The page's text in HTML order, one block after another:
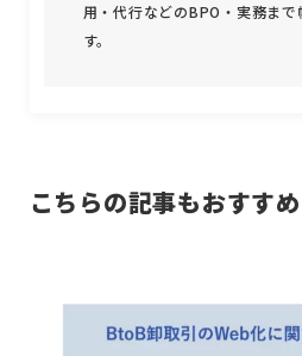
用・代行などのBPO・実務ま
す。
こちらの記事もおすすめ